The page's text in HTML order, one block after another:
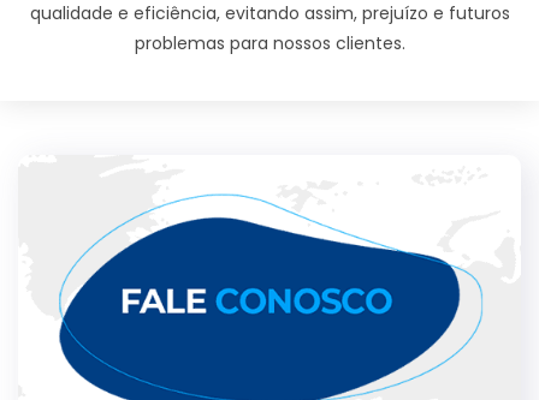
qualidade e eficiência, evitando assim, prejuízo e futuros
problemas para nossos clientes.